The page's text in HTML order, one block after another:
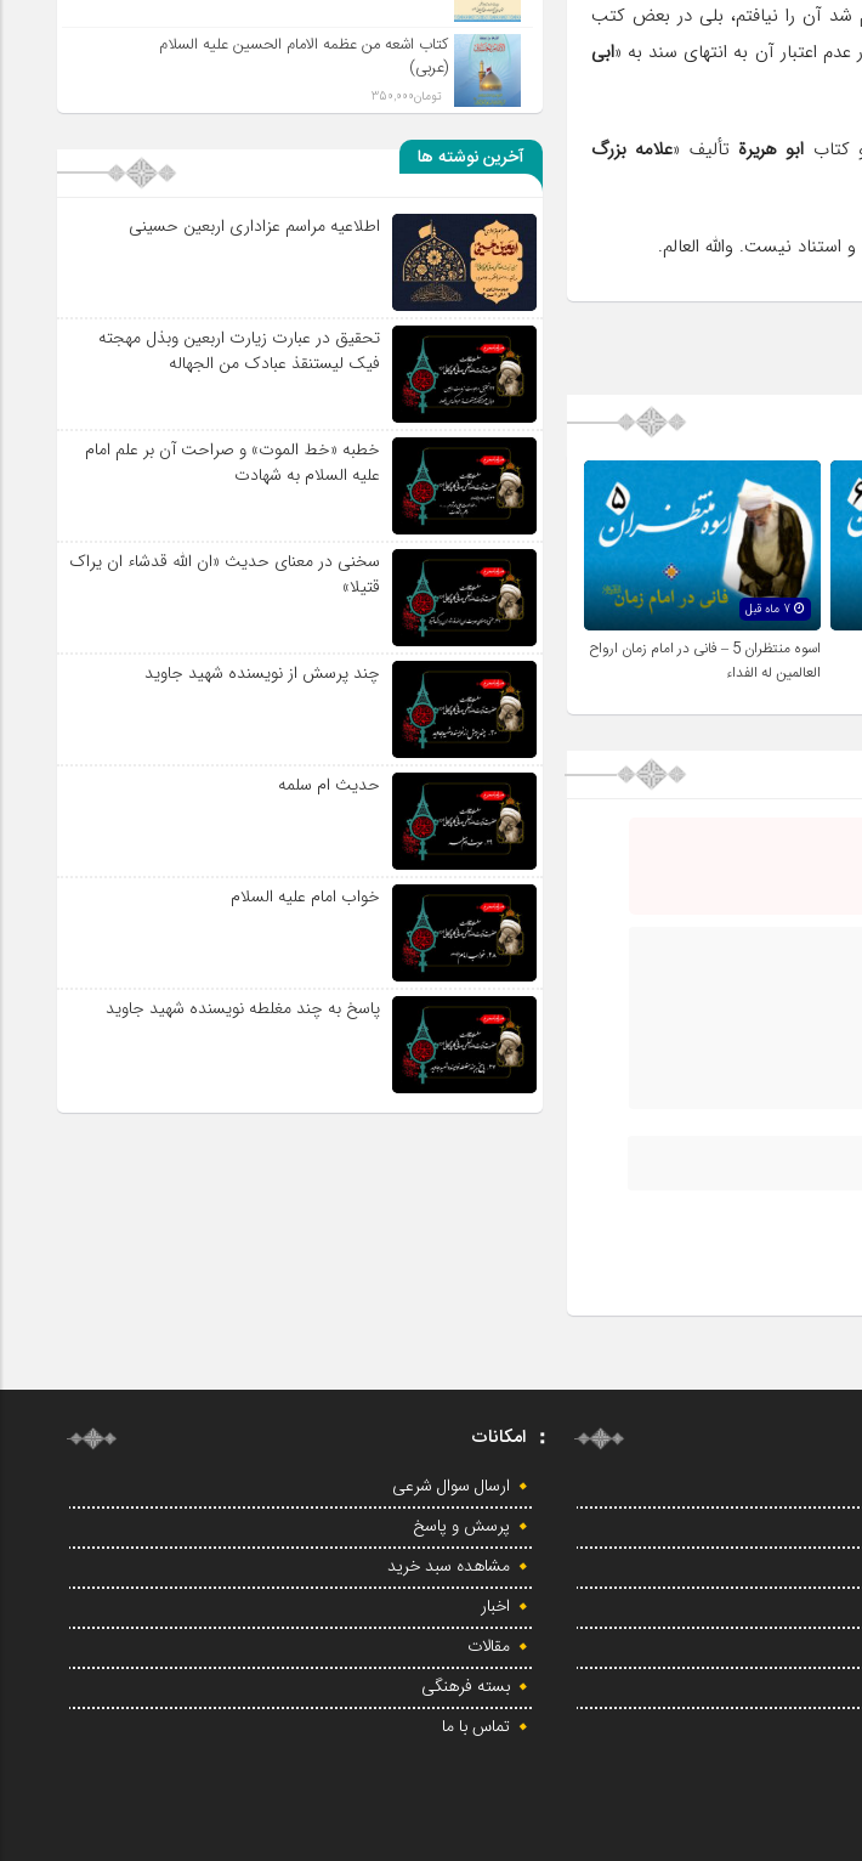
شد آن را نیافتم، بلى در بعض کتب
اعتبار آن به انتهای سند به «ابى
کتاب ابو هریرة تألیف «علامه بزرگ
نیست. والله العالم.
7 ماه قبل
اسوه منتظران 5 – فانی در امام زمان ارواح
العالمين له الفداء
کتاب اشعه من عظمه الامام الحسین علیه السلام
(عربی)
تومان350,000
آخرین نوشته ها
اطلاعیه مراسم عزاداری اربعین حسینی
تحقیق در عبارت زیارت اربعین وبذل مهجته
فیک لیستنقذ عبادک من الجهاله
خطبه «خط الموت» و صراحت آن بر علم امام
علیه السلام به شهادت
سخنی در معنای حدیث «ان الله قدشاء ان یراک
قتیلا»
چند پرسش از نویسنده شهید جاوید
حدیث ام سلمه
خواب امام علیه السلام
پاسخ به چند مغلطه نویسنده شهید جاوید
امکانات
ارسال سوال شرعی
پرسش و پاسخ
مشاهده سبد خرید
اخبار
مقالات
بسته فرهنگی
تماس با ما